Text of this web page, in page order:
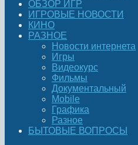
ОБЗОР ИГР
ИГРОВЫЕ НОВОСТИ
КИНО
РАЗНОЕ
Новости интернета
Игры
Видеокурс
Фильмы
Документальный
Mobile
Графика
Разное
БЫТОВЫЕ ВОПРОСЫ